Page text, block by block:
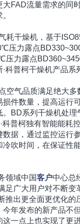
FAD流量需求的同
耗干燥机，基于
压力露点
压力露点
科普柯干燥机产品系
空气品质满足绝大多
件数量，提高运行
BD系列干燥机处理
普柯独有智能能耗
据，通过监控运行
吹时间，在保证性
领域中国客户中心总
足广大用户对不断变
推出更全面更优化的
年发布的新产品不
一点上也实现了更